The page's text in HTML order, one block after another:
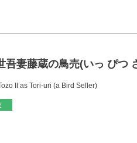
妻藤蔵の鳥売(いっ ぴつ
II as Tori-uri (a Bird Seller)